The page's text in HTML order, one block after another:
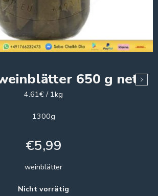
650 g net
4.61€ / 1kg
1300g
€5,99
weinblätter
Nicht vorrätig